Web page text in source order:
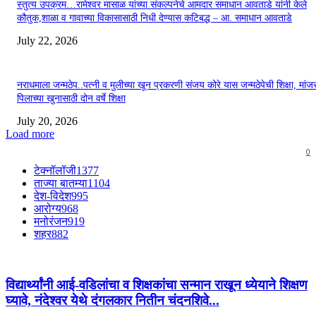
स्तुत्य उपक्रम…रामेश्वर मासाळ यांच्या संकल्पनेचे आमदार समाधान आवताडे यांनी केले
कौतुक,शाळा व गावाच्या विकासासाठी निधी देण्यास कटिबद्ध – आ. समाधान आवताडे
July 22, 2026
नराधमाला जन्मठेप..पत्नी व मुलीच्या खून प्रकरणी संजय कोरे यास जन्मठेपेची शिक्षा,
पिलाच्या खुनासाठी दोन वर्षे शिक्षा
July 20, 2026
Load more
0
टेक्नॉलॉजी1377
ताज्या बातम्या1104
देश-विदेश995
आरोग्य968
मनोरंजन919
शहर882
विद्यार्थ्यांनी आई-वडिलांचा व शिक्षकांचा सन्मान राखून ध्येयाने शिक्षण
घ्यावे, नंदेश्वर येथे दंगलकार नितीन चंदनशिवे...